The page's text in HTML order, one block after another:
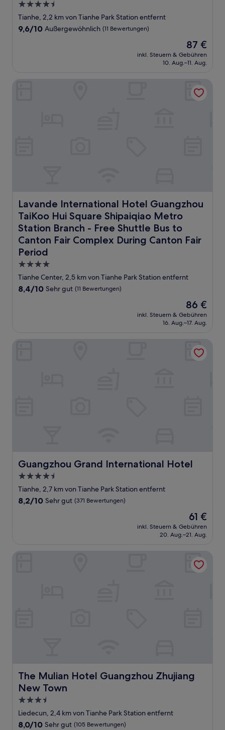
4.5-
Sterne-
Unterkunft
Tianhe, 2,2 km von Tianhe Park Station entfernt
9.6
9,6/10 Außergewöhnlich (11 Bewertungen)
Der
Preis
beträgt
87 €
inkl. Steuern & Gebühren
10. Aug.–11. Aug.
Lavande International Hotel Guangzhou
TaiKoo Hui Square Shipaiqiao Metro
Station Branch - Free Shuttle Bus to
Canton Fair Complex During Canton Fair
Period
Lavande International Hotel Guangzhou TaiKoo Hui
4.0-
Sterne-
Unterkunft
Tianhe Center, 2,5 km von Tianhe Park Station entfernt
8.4
Bewertungen)
8,4/10 Sehr gut (11 Bewertungen)
Der
Preis
beträgt
86 €
inkl. Steuern & Gebühren
16. Aug.–17. Aug.
Lavande International Hotel Guangzhou TaiKoo Hui
Guangzhou Grand International Hotel
Guangzhou Grand International Hotel
4.5-
Sterne-
Unterkunft
Tianhe, 2,7 km von Tianhe Park Station entfernt
8.2
Bewertungen)
8,2/10 Sehr gut (371 Bewertungen)
Der
Preis
beträgt
61 €
inkl. Steuern & Gebühren
20. Aug.–21. Aug.
The Mulian Hotel Guangzhou Zhujiang
New Town
The Mulian Hotel Guangzhou Zhujiang New Town
3.5-
Sterne-
Unterkunft
Liedecun, 2,4 km von Tianhe Park Station entfernt
8.0
8,0/10 Sehr gut (105 Bewertungen)